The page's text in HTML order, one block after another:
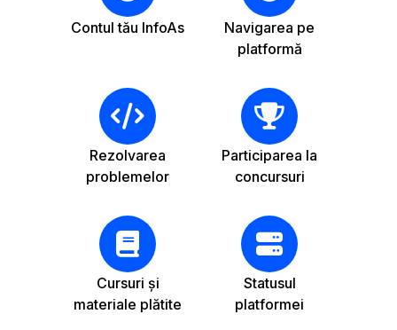
Contul tău InfoAs
Navigarea pe
platformă
Rezolvarea
problemelor
Participarea la
concursuri
Cursuri și
materiale plătite
Statusul
platformei